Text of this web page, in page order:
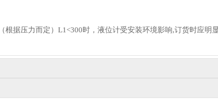
根据压力而定）L1<300时，液位计受安装环境影响,订货时应明显